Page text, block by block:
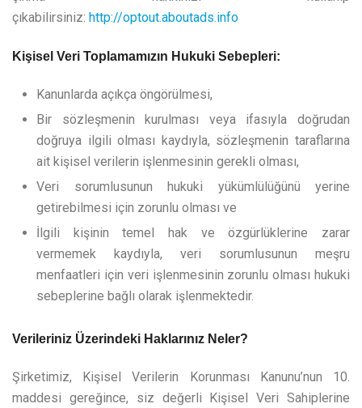
çıkabilirsiniz: http://optout.aboutads.info
Kişisel Veri Toplamamızın Hukuki Sebepleri:
Kanunlarda açıkça öngörülmesi,
Bir sözleşmenin kurulması veya ifasıyla doğrudan
doğruya ilgili olması kaydıyla, sözleşmenin taraflarına
ait kişisel verilerin işlenmesinin gerekli olması,
Veri sorumlusunun hukuki yükümlülüğünü yerine
getirebilmesi için zorunlu olması ve
İlgili kişinin temel hak ve özgürlüklerine zarar
vermemek kaydıyla, veri sorumlusunun meşru
menfaatleri için veri işlenmesinin zorunlu olması hukuki
sebeplerine bağlı olarak işlenmektedir.
Verileriniz Üzerindeki Haklarınız Neler?
Şirketimiz, Kişisel Verilerin Korunması Kanunu’nun 10.
maddesi gereğince, siz değerli Kişisel Veri Sahiplerine